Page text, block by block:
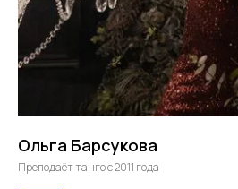
Ольга Барсукова
Преподаёт танго с 2011 года